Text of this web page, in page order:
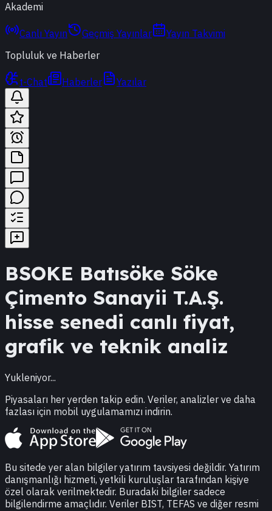
Akademi
Canlı Yayın Geçmiş Yayınlar
Yayın Takvimi
Topluluk ve Haberler
t-Chat Haberler Yazılar
BSOKE Batısöke Söke
Çimento Sanayii T.A.Ş.
hisse senedi canlı fiyat,
grafik ve teknik analiz
Yukleniyor...
Piyasaları her yerden takip edin. Veriler, analizler ve daha
fazlası için mobil uygulamamızı indirin.
Bu sitede yer alan bilgiler yatırım tavsiyesi değildir. Yatırım
danışmanlığı hizmeti, yetkili kuruluşlar tarafından kişiye
özel olarak verilmektedir. Buradaki bilgiler sadece
bilgilendirme amaçlıdır. Veriler BIST, TEFAS ve diğer resmi